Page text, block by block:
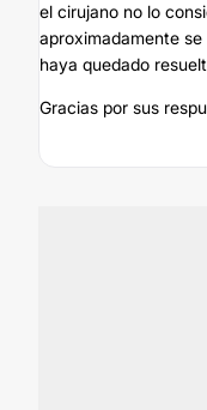
el cirujano no lo
aproximadamente
haya quedado
Gracias por sus